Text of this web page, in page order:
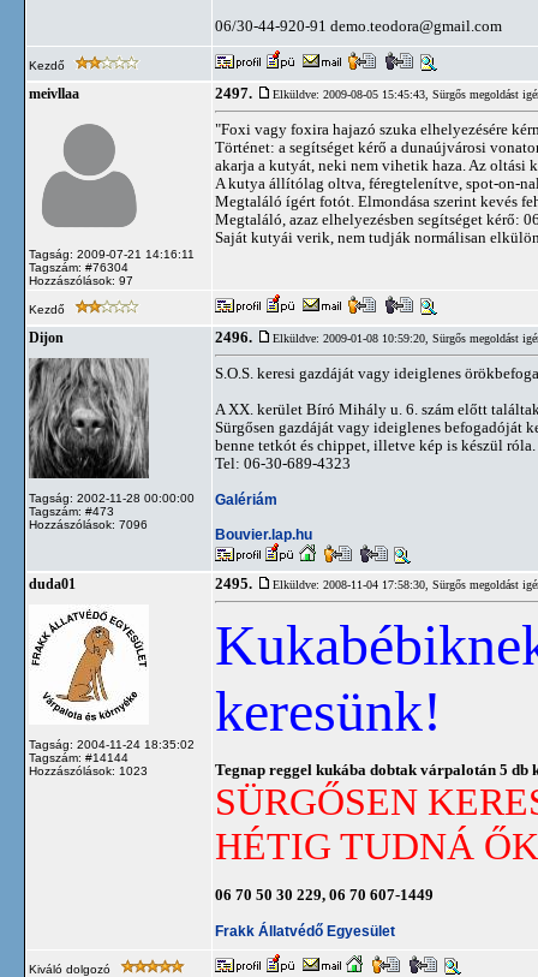
06/30-44-920-91 demo.teodora@gmail.com
Kezdő
meivllaa
Tagság: 2009-07-21 14:16:11
Tagszám: #76304
Hozzászólások: 97
2497. Elküldve: 2009-08-05 15:45:43, Sürgős megoldást
"Foxi vagy foxira hajazó szuka elhelyezésére
Történet: a segítséget kérő a dunaújvárosi
akarja a kutyát, neki nem vihetik haza. Az oltási
A kutya állítólag oltva, féregtelenítve, spot-on-
Megtaláló ígért fotót. Elmondása szerint kevés
Megtaláló, azaz elhelyezésben segítséget kérő:
Saját kutyái verik, nem tudják normálisan
Kezdő
Dijon
Tagság: 2002-11-28 00:00:00
Tagszám: #473
Hozzászólások: 7096
2496. Elküldve: 2009-01-08 10:59:20, Sürgős megoldást
S.O.S. keresi gazdáját vagy ideiglenes
A XX. kerület Bíró Mihály u. 6. szám előtt
Sürgősen gazdáját vagy ideiglenes befogadóját
benne tetkót és chippet, illetve kép is készül róla.
Tel: 06-30-689-4323
Galériám
Bouvier.lap.hu
duda01
Tagság: 2004-11-24 18:35:02
Tagszám: #14144
Hozzászólások: 1023
2495. Elküldve: 2008-11-04 17:58:30, Sürgős megoldást
keresünk!
Tegnap reggel kukába dobtak várpalotán 5
SÜRGŐSEN
HÉTIG TUDNÁ
06 70 50 30 229, 06 70 607-1449
Frakk Állatvédő Egyesület
Kiváló dolgozó